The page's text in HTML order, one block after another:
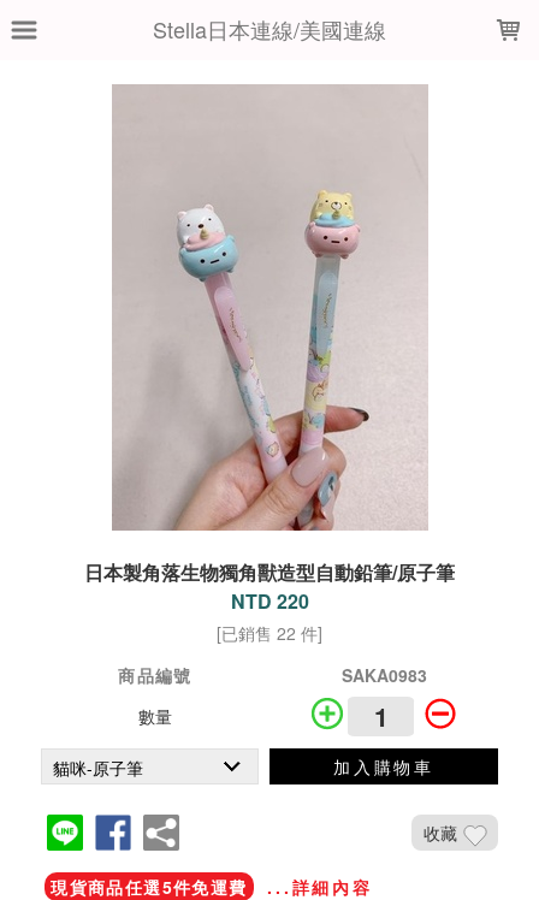
Stella日本連線/美國連線
日本製角落生物獨角獸造型自動鉛筆/原子筆
NTD 220
[已銷售 22 件]
商品編號
SAKA0983
數量
加入購物車
收藏
現貨商品任選5件免運費 ...詳細內容